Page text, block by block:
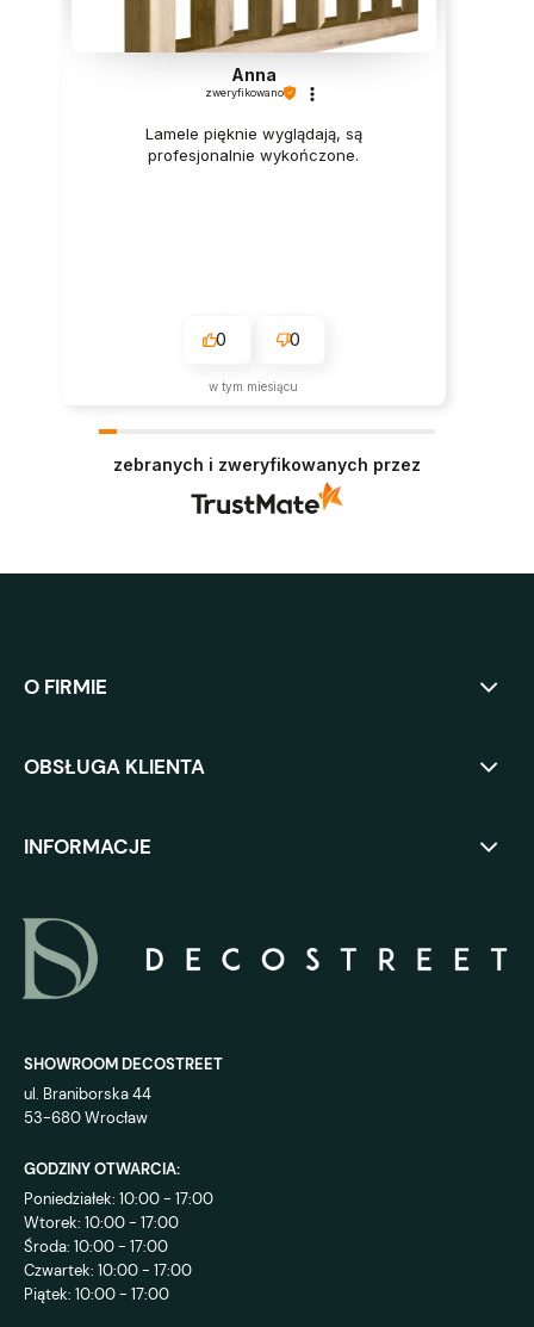
Anna
zweryfikowano
Lamele pięknie wyglądają, są
profesjonalnie wykończone.
0 0
w tym miesiącu
zebranych i zweryfikowanych przez
O FIRMIE
OBSŁUGA KLIENTA
INFORMACJE
SHOWROOM DECOSTREET
ul. Braniborska 44
53-680 Wrocław
GODZINY OTWARCIA:
Poniedziałek: 10:00 - 17:00
Wtorek: 10:00 - 17:00
Środa: 10:00 - 17:00
Czwartek: 10:00 - 17:00
Piątek: 10:00 - 17:00